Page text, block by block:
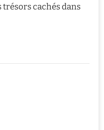
trésors cachés dans